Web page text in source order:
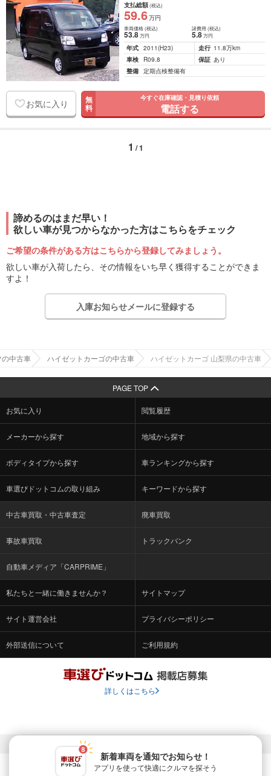
支払総額(税込)
59.6万円
車両価格(税込)
53.8万円
諸費用 (税込)
5.8 万円
年式 2011(H23) 走行 11.8万km
車検
R09.8 保証 あり
整備 定期点検整備有
お気に入り 無
料
今すぐ在庫確認・見積り依頼
電話する
1 / 1
諦めるのはまだ早い！
欲しい車が見つからなかった方はこちらをチェック
ご希望の条件がある方はこちらから登録してみましょう。
欲しい車が入荷したら、その情報をいち早く獲得することができま
すよ！
入庫お知らせメールに登録する
新着車両を通知でお知らせ！
アプリを使って快適にクルマを探そう
中古車 ハイゼットカーゴの中古車 ハイゼットカーゴ 山梨県の中古車
PAGE TOP
お気に入り 閲覧履歴
メーカーから探す 地域から探す
ボディタイプから探す 車ランキングから探す
車選びドットコムの取り組み キーワードから探す
中古車買取・中古車査定 廃車買取
事故車買取 トラックバンク
自動車メディア「CARPRIME」
私たちと一緒に働きませんか？ サイトマップ
サイト運営会社 プライバシーポリシー
外部送信について ご利用規約
詳しくはこちら
© Fabrica Communications Co., LTD.
当サイトを運営する株式会社ファブリカコミュニケーションズ